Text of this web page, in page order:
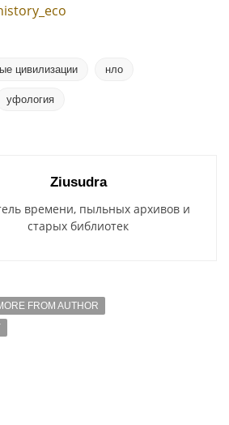
цивилизации нло
уфология
Ziusudra
времени, пыльных архивов и
старых библиотек
FROM AUTHOR